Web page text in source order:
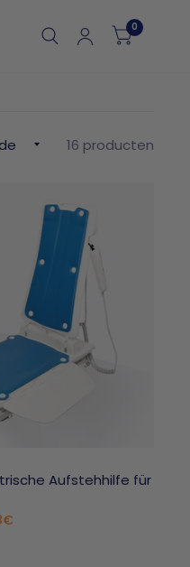
0
16 producten
Aufstehhilfe für